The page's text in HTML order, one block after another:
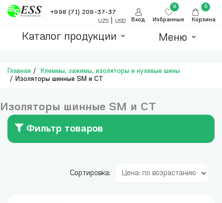
+998 (71) 209-37-37
UZS USD Вход Избранные
0
Корзина
0
Каталог продукции Меню
Главная
Клеммы, зажимы, изоляторы и нулевые шины
Изоляторы шинные SM и СТ
Изоляторы шинные SM и СТ
Фильтр товаров
Сортировка: